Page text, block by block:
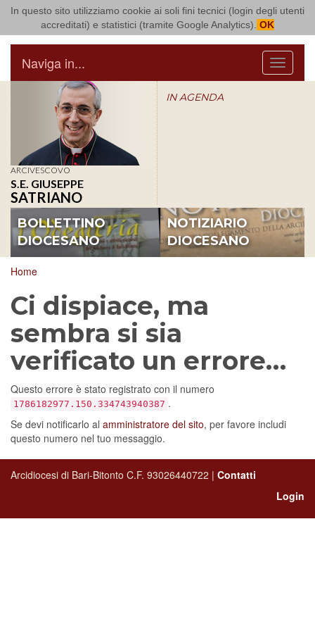
In questo sito utilizziamo cookie ai soli fini tecnici (login degli utenti
accreditati) e statistici (tramite Google Analytics). OK
Arcidiocesi di Bari Bitonto
Menu
Naviga in...
ARCIVESCOVO
S.E. GIUSEPPE
SATRIANO
IN AGENDA
BOLLETTINO
DIOCESANO
NOTIZIARIO
DIOCESANO
Home
Ci dispiace, ma
sembra si sia
verificato un errore…
Questo errore è stato registrato con il numero
1786182977.150.334743940387 .
Se devi notificarlo al amministratore del sito, per favore includi
questo numero nel tuo messaggio.
Arcidiocesi di Bari-Bitonto C.F. 93026440722 | Contatti
Login